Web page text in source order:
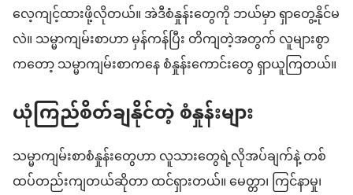
လေ့ကျင့်ထားဖို့လိုတယ်။ အဲဒီစံနှုန်းတွေကို ဘယ်မှာ ရှာတွေ့နိုင်မ
လဲ။ သမ္မာကျမ်းစာဟာ မှန်ကန်ပြီး တိကျတဲ့အတွက် လူများစွာ
ကတော့ သမ္မာကျမ်းစာကနေ စံနှုန်းကောင်းတွေ ရှာယူကြတယ်။
ယုံကြည်စိတ်ချနိုင်တဲ့ စံနှုန်းများ
သမ္မာကျမ်းစာစံနှုန်းတွေဟာ လူသားတွေရဲ့လိုအပ်ချက်နဲ့ တစ်
ထပ်တည်းကျတယ်ဆိုတာ ထင်ရှားတယ်။ မေတ္တာ၊ ကြင်နာမှု၊